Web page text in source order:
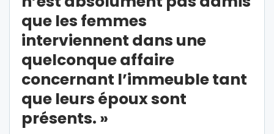
que les femmes
interviennent dans une
quelconque affaire
concernant l’immeuble tant
que leurs époux sont
présents. »